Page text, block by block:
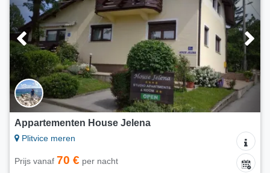
Appartementen House Jelena
Plitvice meren
Prijs vanaf 70 € per nacht